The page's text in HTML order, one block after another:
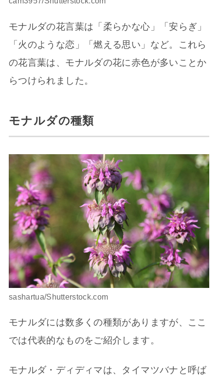
モナルダの花言葉は「柔らかな心」「安らぎ」
「火のような恋」「燃える思い」など。これら
の花言葉は、モナルダの花に赤色が多いことか
らつけられました。
モナルダの種類
sashartua/Shutterstock.com
モナルダには数多くの種類がありますが、ここ
では代表的なものをご紹介します。
モナルダ・ディディマは、タイマツバナと呼ば